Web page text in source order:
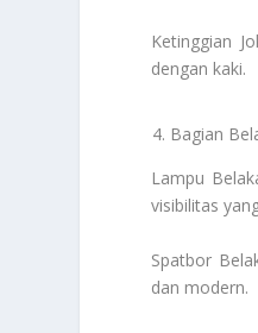
Ketinggian
dengan kaki.
Bagian
Lampu
visibilitas
Spatbor
dan modern.